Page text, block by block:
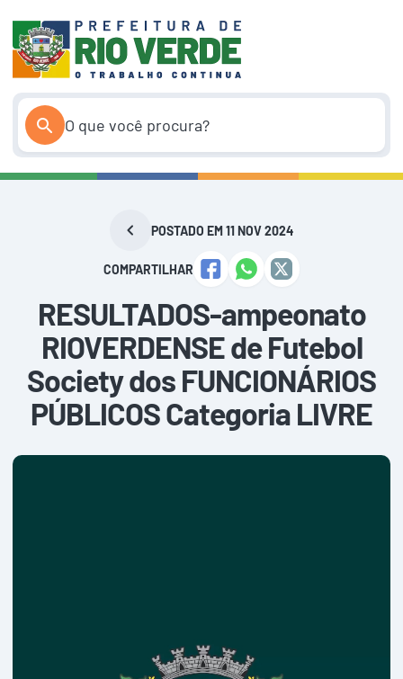
conteúdo
POSTADO EM 11 NOV 2024
COMPARTILHAR
RESULTADOS-ampeonato
RIOVERDENSE de Futebol
Society dos FUNCIONÁRIOS
PÚBLICOS Categoria LIVRE